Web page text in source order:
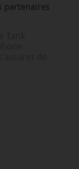
partenaires